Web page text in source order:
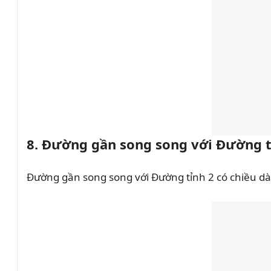
8. Đường gần song song với Đường
Đường gần song song với Đường tỉnh 2 có chiều